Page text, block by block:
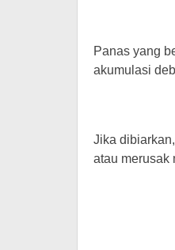
Panas yang
akumulasi
Jika
atau merusak